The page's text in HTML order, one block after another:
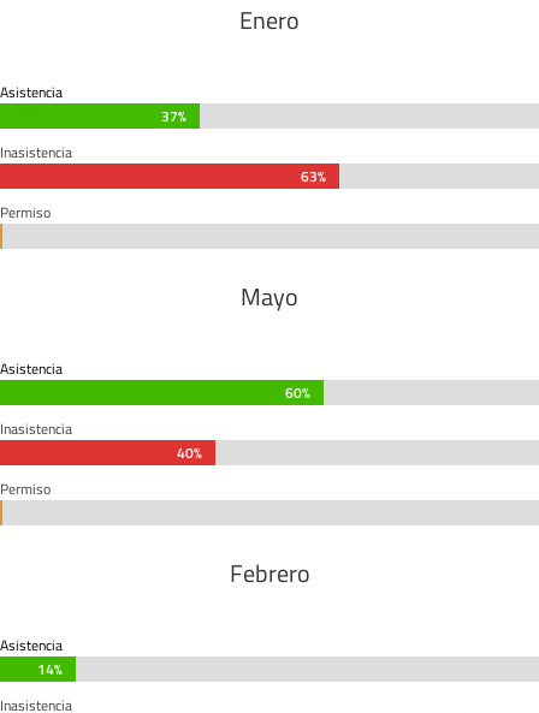
Enero
Asistencia
37%
37%
Inasistencia
63%
63%
Permiso
Mayo
Asistencia
60%
60%
Inasistencia
40%
40%
Permiso
Febrero
Asistencia
14%
14%
Inasistencia